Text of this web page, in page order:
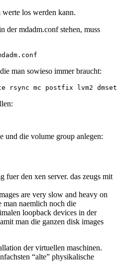
werte los werden kann.
der mdadm.conf stehen, muss
man sowieso immer braucht:
und die volume group anlegen:
fuer den xen server. das zeugs mit
are very slow and heavy on
man naemlich noch die
loopback devices in der
man die ganzen disk images
der virtuellen maschinen.
“alte” physikalische